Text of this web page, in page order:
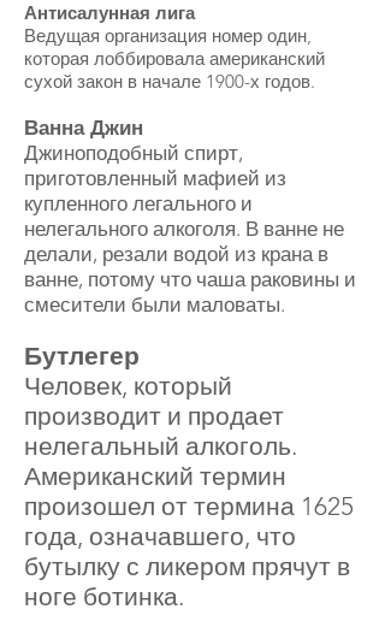
Антисалунная лига
Ведущая организация номер один,
которая лоббировала американский
сухой закон в начале 1900-х годов.
Ванна Джин
Джиноподобный спирт,
приготовленный мафией из
купленного легального и
нелегального алкоголя. В ванне не
делали, резали водой из крана в
ванне, потому что чаша раковины и
смесители были маловаты.
Бутлегер
Человек, который
производит и продает
нелегальный алкоголь.
Американский термин
произошел от термина 1625
года, означавшего, что
бутылку с ликером прячут в
ноге ботинка.